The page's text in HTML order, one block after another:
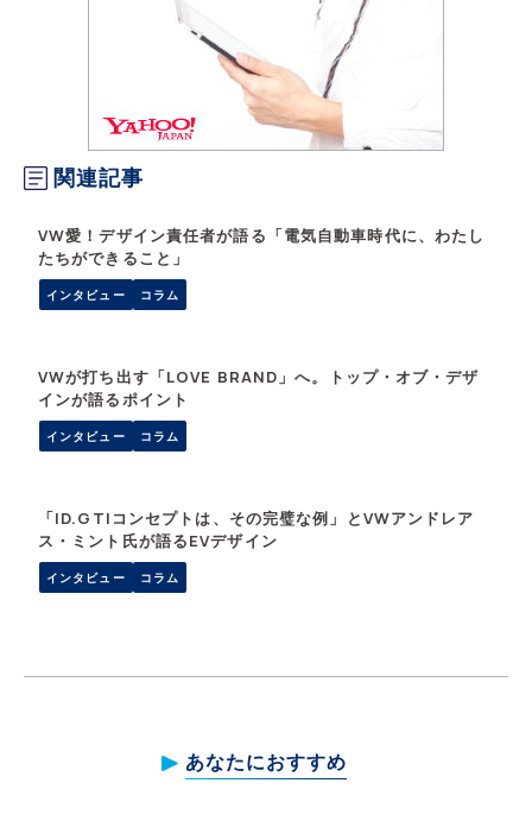
関連記事
VW愛！デザイン責任者が語る「電気自動車時代に、わたし
たちができること」
インタビュー コラム
VWが打ち出す「LOVE BRAND」へ。トップ・オブ・デザ
インが語るポイント
インタビュー コラム
「ID.GTIコンセプトは、その完璧な例」とVWアンドレア
ス・ミント氏が語るEVデザイン
インタビュー コラム
あなたにおすすめ